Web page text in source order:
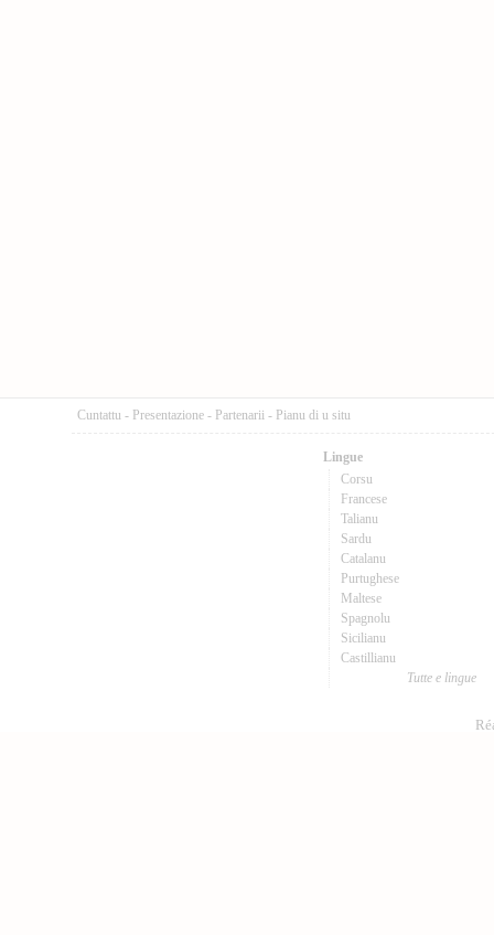
Cuntattu - Presentazione - Partenarii - Pianu di u situ
Lingue
Corsu
Francese
Talianu
Sardu
Catalanu
Purtughese
Maltese
Spagnolu
Sicilianu
Castillianu
Tutte e lingue